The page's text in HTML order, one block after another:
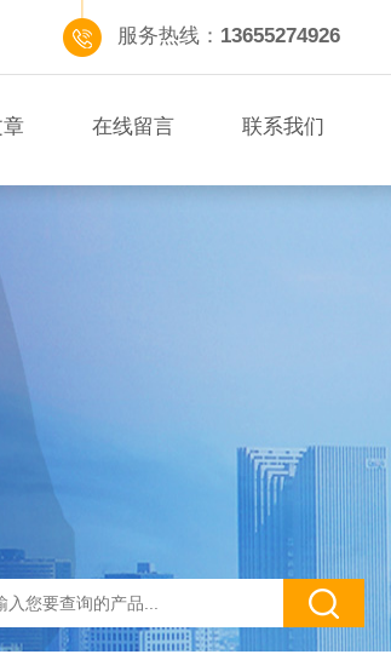
服务热线： 13655274926
在线留言 联系我们